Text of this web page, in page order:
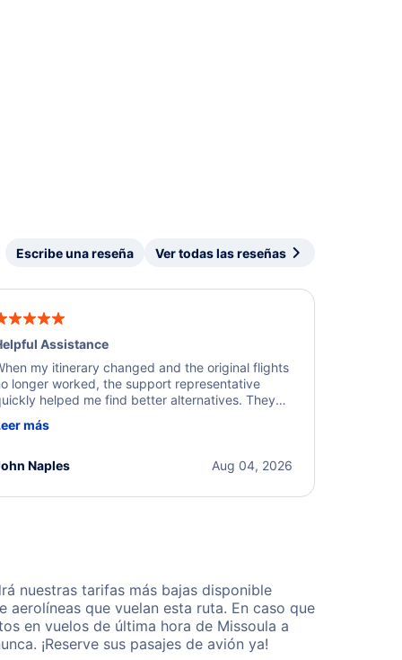
Escribe una reseña Ver todas las reseñas
Assistance
my itinerary changed and the original flights
longer worked, the support representative
helped me find better alternatives. They
to resolve the issue. I'm grateful for the
más
Aug 04, 2026
Naples
nuestras tarifas más bajas disponible
que vuelan esta ruta. En caso que
en vuelos de última hora de Missoula a
¡Reserve sus pasajes de avión ya!